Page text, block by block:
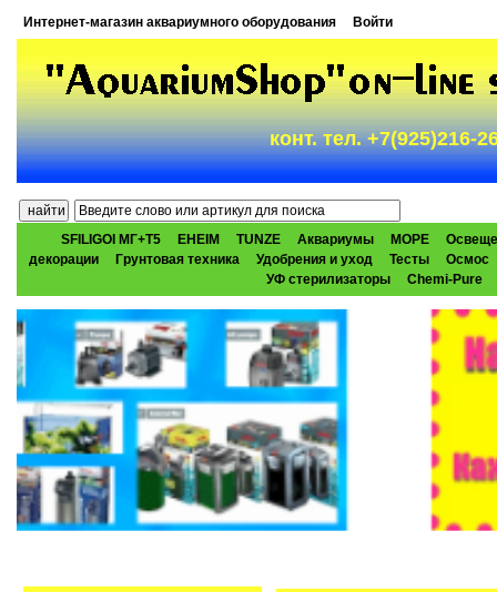
Интернет-магазин аквариумного оборудования Войти
конт. тел. +7(925)216-
SFILIGOI МГ+Т5 EHEIM TUNZE Аквариумы МОРЕ
декорации
Грунтовая техника Удобрения и уход Тесты
Осмос
УФ стерилизаторы
Chemi-Pure